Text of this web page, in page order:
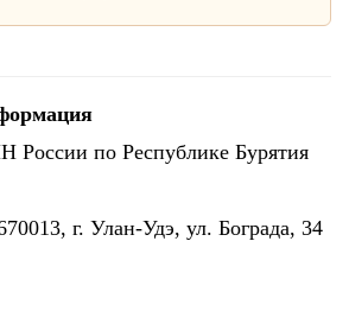
по Республике Бурятия
г. Улан-Удэ, ул. Бограда, 34